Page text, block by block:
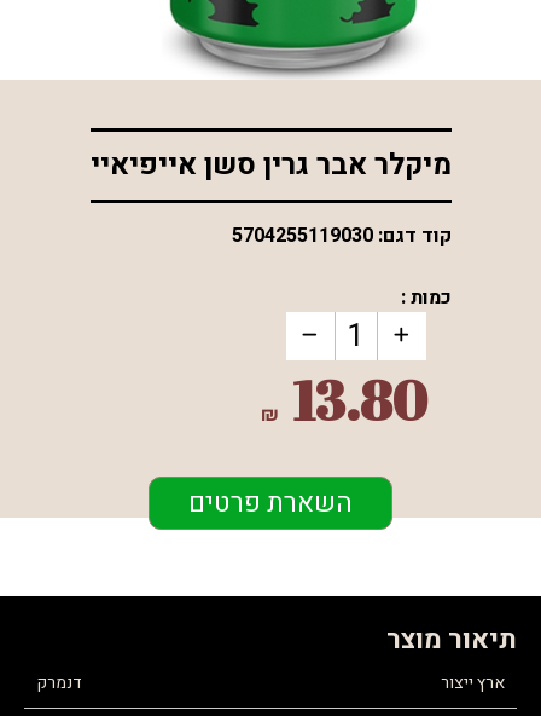
מיקלר אבר גרין סשן אייפיאיי
קוד דגם:5704255119030
כמות :
13.80
₪
השארת פרטים
תיאור מוצר
ארץ ייצור
דנמרק